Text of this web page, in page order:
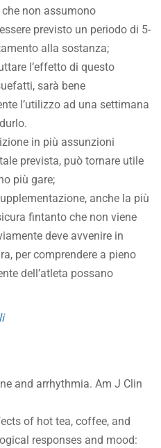
non assumono
previsto un periodo di 5-
alla sostanza;
l’effetto di questo
sarà bene
l’utilizzo ad una settimana
in più assunzioni
prevista, può tornare utile
più gare;
anche la più
fintanto che non viene
deve avvenire in
per comprendere a pieno
dell’atleta possano
and arrhythmia. Am J Clin
of hot tea, coffee, and
responses and mood: